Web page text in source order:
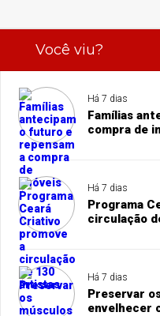
Você viu?
Há 7 dias
Famílias
compra de
Há 7 dias
Programa
circulação
Há 7 dias
Preservar
envelhecer